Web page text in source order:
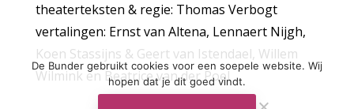
theaterteksten & regie: Thomas Verbogt
vertalingen: Ernst van Altena, Lennaert Nijgh,
Koen Stassijns & Geert van Istendael, Willem
Wilmink en Beatrice van der Poel
De Bunder gebruikt cookies voor een soepele website. Wij
hopen dat je dit goed vindt.